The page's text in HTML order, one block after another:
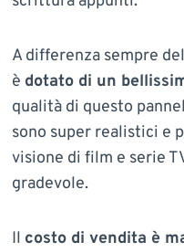
A differenza sempre
è dotato di un
qualità di questo
sono super realistici e
visione di film e serie
gradevole.
Il costo di vendita è